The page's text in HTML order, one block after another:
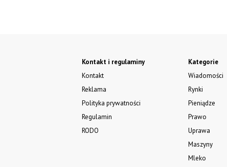
Kontakt i regulaminy
Kontakt
Reklama
Polityka prywatności
Regulamin
RODO
Kategorie
Wiadomości
Rynki
Pieniądze
Prawo
Uprawa
Maszyny
Mleko